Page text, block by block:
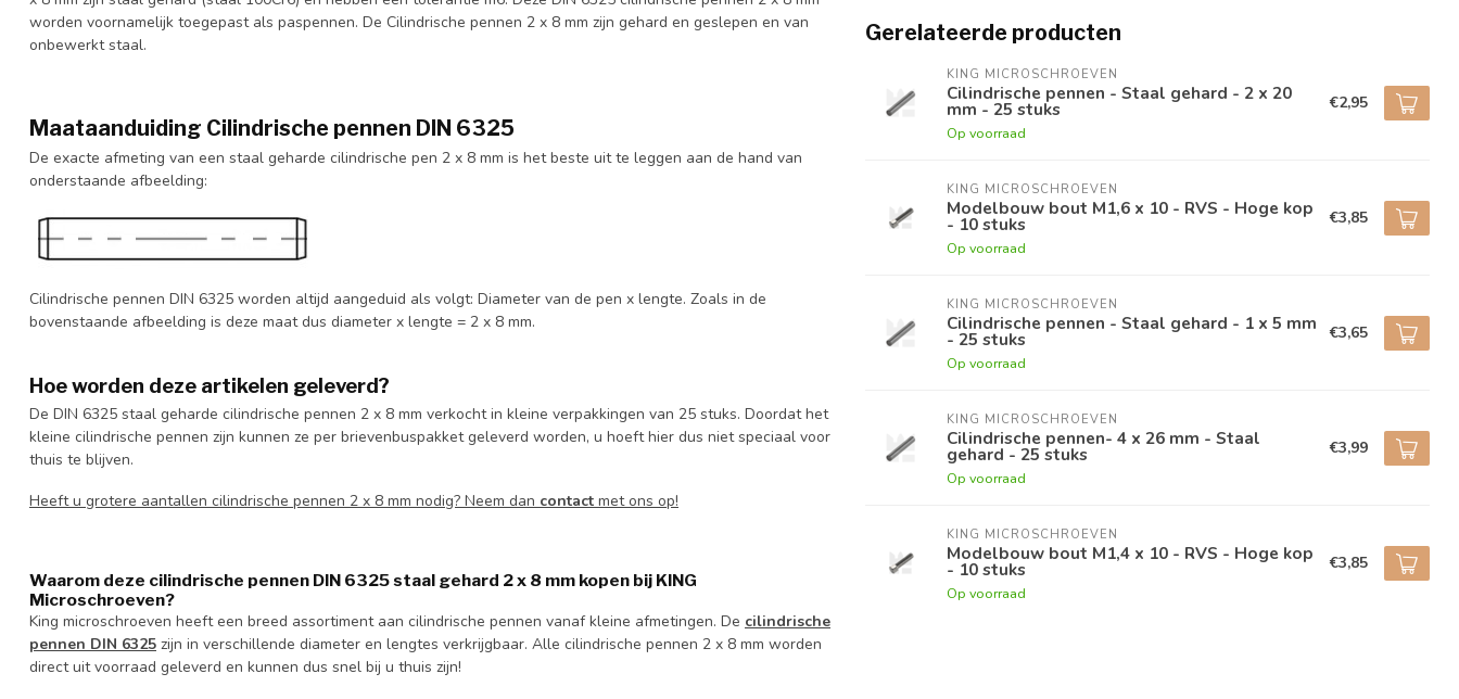
worden voornamelijk toegepast als paspennen. De Cilindrische pennen 2 x 8 mm zijn gehard en geslepen en van
onbewerkt staal.
Maataanduiding Cilindrische pennen DIN 6325
De exacte afmeting van een staal geharde cilindrische pen 2 x 8 mm is het beste uit te leggen aan de hand van
onderstaande afbeelding:
Cilindrische pennen DIN 6325 worden altijd aangeduid als volgt: Diameter van de pen x lengte. Zoals in de
bovenstaande afbeelding is deze maat dus diameter x lengte = 2 x 8 mm.
Hoe worden deze artikelen geleverd?
De DIN 6325 staal geharde cilindrische pennen 2 x 8 mm verkocht in kleine verpakkingen van 25 stuks. Doordat het
kleine cilindrische pennen zijn kunnen ze per brievenbuspakket geleverd worden, u hoeft hier dus niet speciaal voor
thuis te blijven.
Heeft u grotere aantallen cilindrische pennen 2 x 8 mm nodig? Neem dan contact met ons op!
Waarom deze cilindrische pennen DIN 6325 staal gehard 2 x 8 mm kopen bij KING
Microschroeven?
King microschroeven heeft een breed assortiment aan cilindrische pennen vanaf kleine afmetingen. De cilindrische
pennen DIN 6325 zijn in verschillende diameter en lengtes verkrijgbaar. Alle cilindrische pennen 2 x 8 mm worden
direct uit voorraad geleverd en kunnen dus snel bij u thuis zijn!
Gerelateerde producten
KING MICROSCHROEVEN
Cilindrische pennen - Staal gehard - 2 x 20
mm - 25 stuks
Op voorraad
€2,95
KING MICROSCHROEVEN
Modelbouw bout M1,6 x 10 - RVS - Hoge kop
- 10 stuks
Op voorraad
€3,85
KING MICROSCHROEVEN
Cilindrische pennen - Staal gehard - 1 x 5 mm
- 25 stuks
Op voorraad
€3,65
KING MICROSCHROEVEN
Cilindrische pennen- 4 x 26 mm - Staal
gehard - 25 stuks
Op voorraad
€3,99
KING MICROSCHROEVEN
Modelbouw bout M1,4 x 10 - RVS - Hoge kop
- 10 stuks
Op voorraad
€3,85